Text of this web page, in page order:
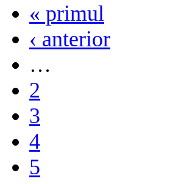
« primul
‹ anterior
…
2
3
4
5